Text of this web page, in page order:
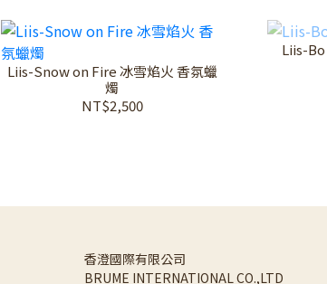
Liis-Snow on Fire 冰雪焰火 香氛蠟
燭
NT$2,500
Liis-
香澄國際有限公司
BRUME INTERNATIONAL CO.,LTD